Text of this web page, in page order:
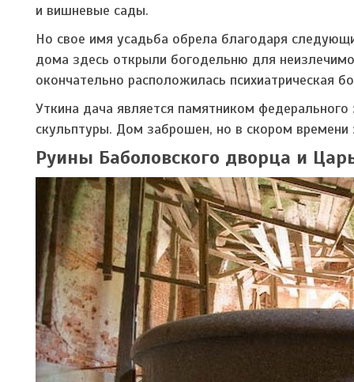
и вишневые сады.
Но свое имя усадьба обрела благодаря
дома здесь открыли богодельню для
окончательно расположилась психиатрическая
Уткина дача является памятником
скульптуры. Дом заброшен, но в скором
Руины Баболовского дворца и